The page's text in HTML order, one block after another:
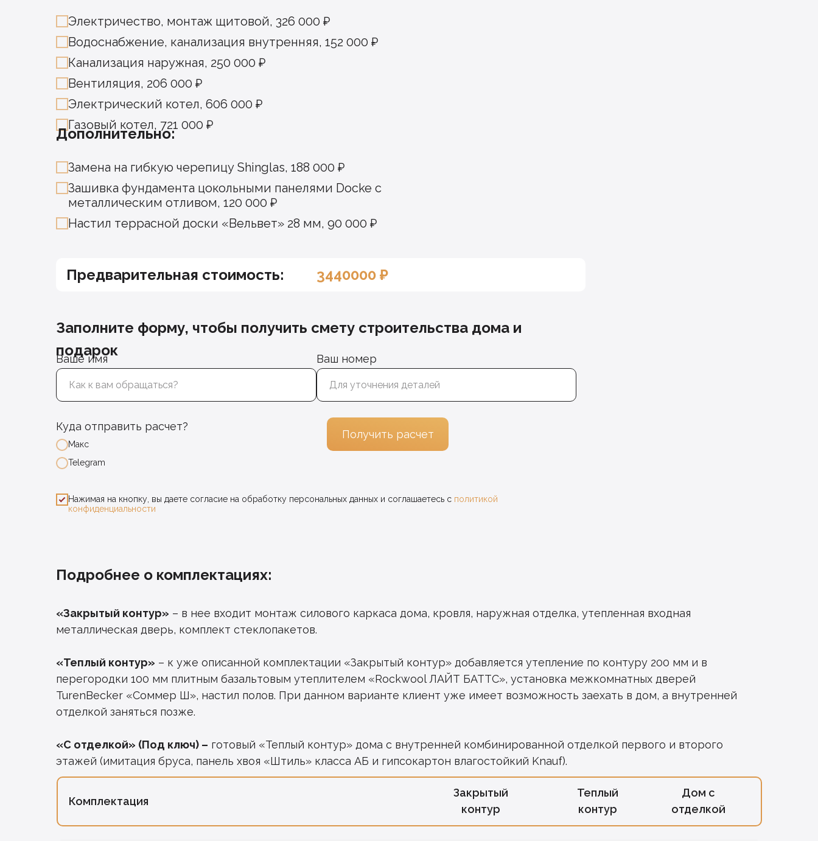
Электричество, монтаж щитовой, 326 000 ₽
Водоснабжение, канализация внутренняя, 152 000 ₽
Канализация наружная, 250 000 ₽
Вентиляция, 206 000 ₽
Электрический котел, 606 000 ₽
Газовый котел, 721 000 ₽
Дополнительно:
Замена на гибкую черепицу Shinglas, 188 000 ₽
Зашивка фундамента цокольными панелями Docke с
металлическим отливом, 120 000 ₽
Настил террасной доски «Вельвет» 28 мм, 90 000 ₽
Ваше имя Ваш номер
Куда отправить расчет?
Макс
Telegram
Нажимая на кнопку, вы даете согласие на обработку персональных данных и соглашаетесь c политикой
конфиденциальности
Заполните форму, чтобы получить смету строительства дома и
подарок
Предварительная стоимость: 3440000 ₽
Получить расчет
Комплектация
Закрытый
контур
Теплый
контур
Дом с
отделкой
Подробнее о комплектациях:
«Закрытый контур» – в нее входит монтаж силового каркаса дома, кровля, наружная отделка, утепленная входная
металлическая дверь, комплект стеклопакетов.
«Теплый контур» – к уже описанной комплектации «Закрытый контур» добавляется утепление по контуру 200 мм и в
перегородки 100 мм плитным базальтовым утеплителем «Rockwool ЛАЙТ БАТТС», установка межкомнатных дверей
TurenBecker «Соммер Ш», настил полов. При данном варианте клиент уже имеет возможность заехать в дом, а внутренней
отделкой заняться позже.
«С отделкой» (Под ключ) – готовый «Теплый контур» дома c внутренней комбинированной отделкой первого и второго
этажей (имитация бруса, панель хвоя «Штиль» класса АБ и гипсокартон влагостойкий Knauf).